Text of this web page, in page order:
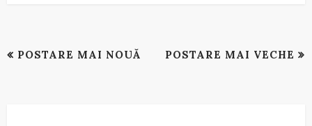
POSTARE MAI NOUĂ POSTARE MAI VECHE